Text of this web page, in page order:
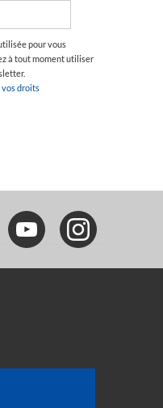
pour vous
à tout moment utiliser
vos droits